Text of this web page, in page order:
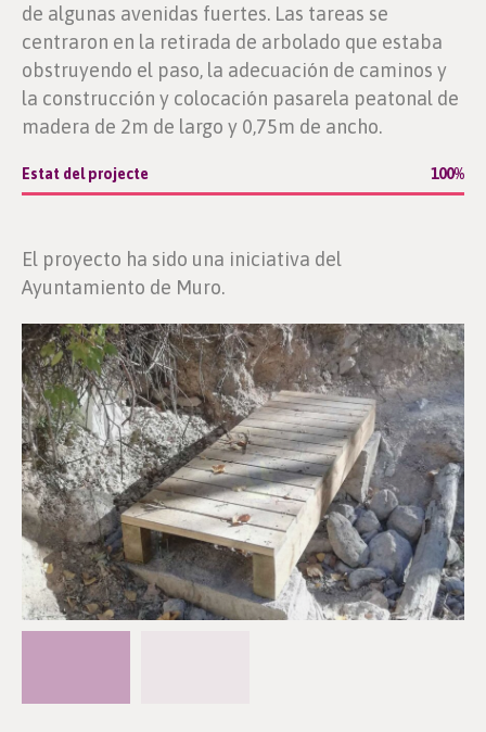
de algunas avenidas fuertes. Las tareas se
centraron en la retirada de arbolado que estaba
obstruyendo el paso, la adecuación de caminos y
la construcción y colocación pasarela peatonal de
madera de 2m de largo y 0,75m de ancho.
Estat del projecte 100%
El proyecto ha sido una iniciativa del
Ayuntamiento de Muro.